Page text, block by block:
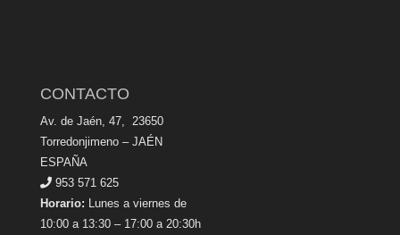
CONTACTO
Av. de Jaén, 47, 23650
Torredonjimeno – JAÉN
ESPAÑA
953 571 625
Horario: Lunes a viernes de
10:00 a 13:30 – 17:00 a 20:30h